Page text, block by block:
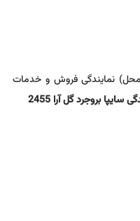
نمایندگی فروش و خدمات
سایپا بروجرد گل آرا 2455